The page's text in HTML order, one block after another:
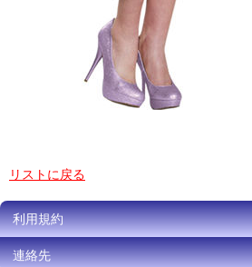
リストに戻る
利用規約
連絡先